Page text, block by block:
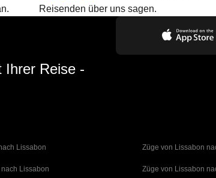
Reisenden über uns sagen.
Ihrer Reise -
Lissabon Züge von Lissabon
Lissabon Züge von Lissabon